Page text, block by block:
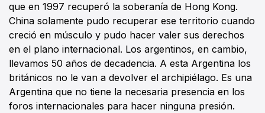
que en 1997 recuperó la soberanía de Hong Kong.
China solamente pudo recuperar ese territorio cuando
creció en músculo y pudo hacer valer sus derechos
en el plano internacional. Los argentinos, en cambio,
llevamos 50 años de decadencia. A esta Argentina los
británicos no le van a devolver el archipiélago. Es una
Argentina que no tiene la necesaria presencia en los
foros internacionales para hacer ninguna presión.